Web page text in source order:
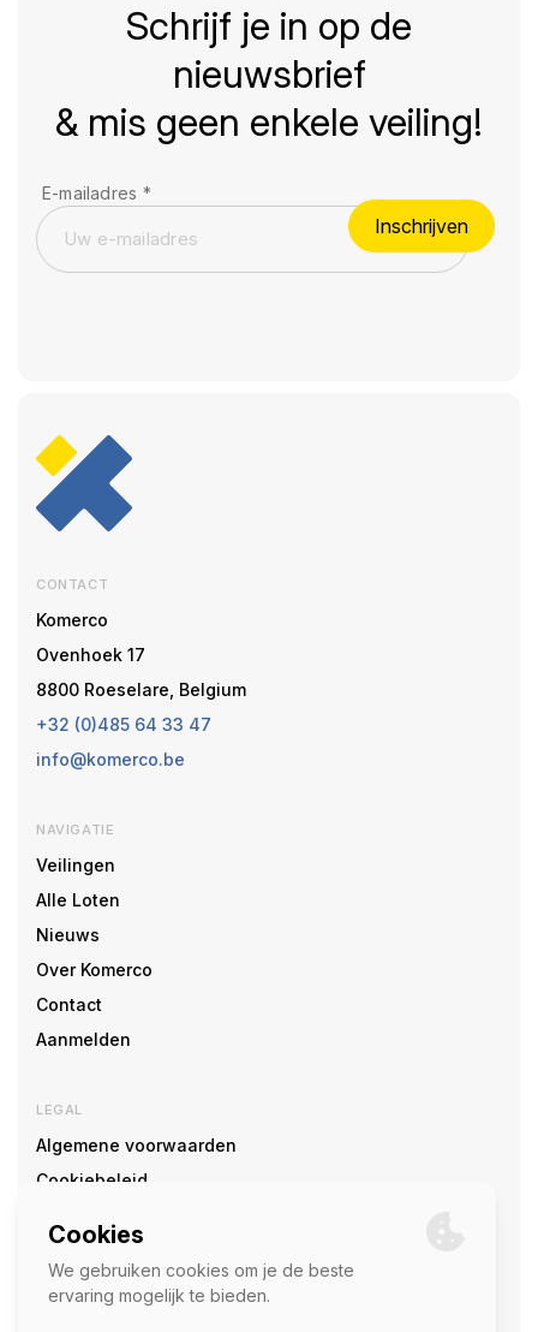
Schrijf je in op de
nieuwsbrief
& mis geen enkele veiling!
E-mailadres *
Inschrijven
CONTACT
Komerco
Ovenhoek 17
8800 Roeselare, Belgium
+32 (0)485 64 33 47
info@komerco.be
NAVIGATIE
Veilingen
Alle Loten
Nieuws
Over Komerco
Contact
Aanmelden
LEGAL
Algemene voorwaarden
Cookiebeleid
SOCIAL